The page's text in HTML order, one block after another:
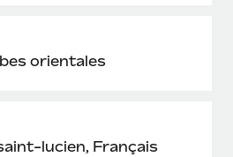
orientales
lucien, Français